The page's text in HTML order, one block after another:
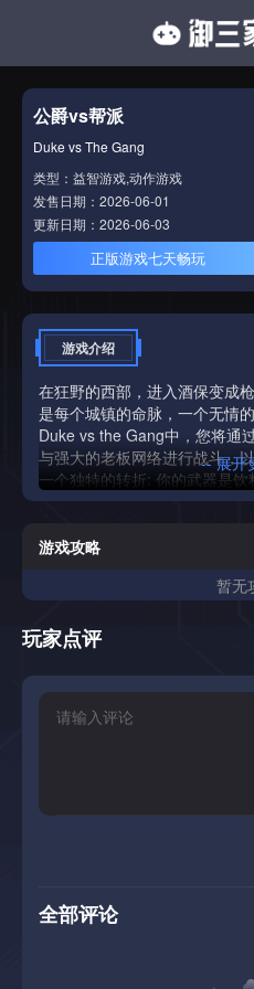
公爵vs帮派
Duke vs The Gang
类型：益智游戏,动作游戏
发售日期：2026-06-01
更新日期：2026-06-03
正版游戏七天畅玩
游戏介绍
在狂野的西部，进入酒保变成
是每个城镇的命脉，一个无情
Duke vs the Gang中，您将通
与强大的老板网络进行战斗，
一个独特的转折: 你的武器是
击，然后将它们作为射弹释放
了一个新的挑战，推动您尝试
略。学习他们的模式，找到你
中胜过他们，奖励精通和快速
弹双重战斗系统-平衡远程饮料
注于游戏玩法-一对一面对不同
和攻击模式技能驱动的子弹地
的攻击模式实验和策略-发现新
克服每个挑战
-- 展开
游戏攻略
暂无
玩家点评
全部评论